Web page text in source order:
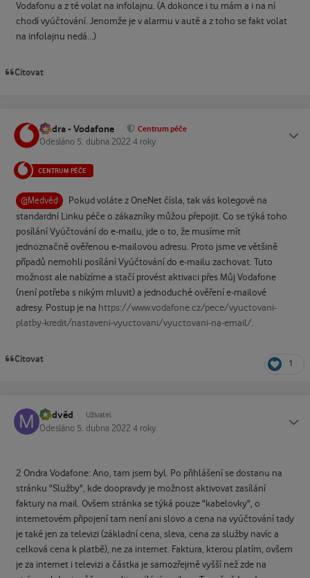
Vodafonu a z té volat na infolajnu. (A dokonce i tu mám a i na ní
chodí vyúčtování. Jenomže je v alarmu v autě a z toho se fakt volat
na infolajnu nedá...)
Citovat
Ondra - Vodafone Centrum péče
Odesláno 5. dubna 2022 4 roky
CENTRUM PÉČE
@Medvěd
Pokud voláte z OneNet čísla, tak vás kolegové na
standardní Linku péče o zákazníky můžou přepojit. Co se týká toho
posílání Vyúčtování do e-mailu, jde o to, že musíme mít
jednoznačně ověřenou e-mailovou adresu. Proto jsme ve většině
případů nemohli posílání Vyúčtování do e-mailu zachovat. Tuto
možnost ale nabízíme a stačí provést aktivaci přes Můj Vodafone
(není potřeba s nikým mluvit) a jednoduché ověření e-mailové
adresy. Postup je na https://www.vodafone.cz/pece/vyuctovani-
platby-kredit/nastaveni-vyuctovani/vyuctovani-na-email/.
Citovat 1
Medvěd Uživatel
Odesláno 5. dubna 2022 4 roky
2 Ondra Vodafone: Ano, tam jsem byl. Po přihlášení se dostanu na
stránku "Služby", kde doopravdy je možnost aktivovat zasílání
faktury na mail. Ovšem stránka se týká pouze "kabelovky", o
internetovém připojení tam není ani slovo a cena na vyúčtování tady
je také jen za televizi (základní cena, sleva, cena za služby navíc a
celková cena k platbě), ne za internet. Faktura, kterou platím, ovšem
je za internet i televizi a částka je samozřejmě vyšší než zde na